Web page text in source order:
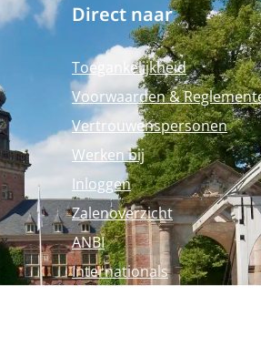
Direct naar
Toegankelijkheid
Voorwaarden &
Vertrouwenspersonen
Werken bij
Inloggen
Zalenoverzicht
ANBI
Internationals